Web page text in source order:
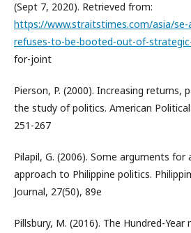
(Sept 7, 2020). Retrieved from:
https://www.straitstimes.com/asia/se-
refuses-to-be-booted-out-of-
for-joint
Pierson, P. (2000). Increasing returns,
the study of politics. American Political
251-267
Pilapil, G. (2006). Some arguments
approach to Philippine politics.
Journal, 27(50), 89e
Pillsbury, M. (2016). The Hundred-Year